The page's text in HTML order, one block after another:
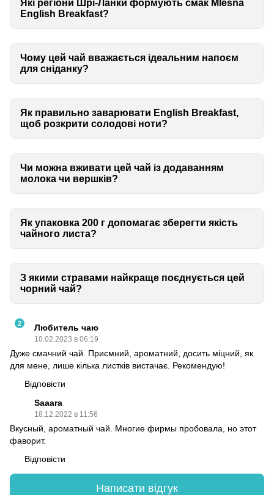
Які регіони Шрі-Ланки формують смак Mlesna
English Breakfast?
Чому цей чай вважається ідеальним напоєм
для сніданку?
Як правильно заварювати English Breakfast,
щоб розкрити солодові ноти?
Чи можна вживати цей чай із додаванням
молока чи вершків?
Як упаковка 200 г допомагає зберегти якість
чайного листа?
З якими стравами найкраще поєднується цей
чорний чай?
2 Любитель чаю
10.02.2023 в 06:19
Дуже смачний чай. Приємний, ароматний, досить міцний, як
для мене, лише кілька листків вистачає. Рекомендую!
Відповісти
Saaara
18.12.2022 в 11:56
Вкусный, ароматный чай. Многие фирмы пробовала, но этот
фаворит.
Відповісти
Написати відгук